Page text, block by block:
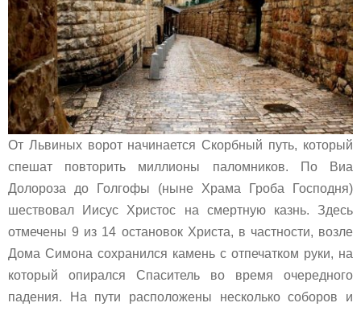
От Львиных ворот начинается Скорбный путь, который
спешат повторить миллионы паломников. По Виа
Долороза до Голгофы (ныне Храма Гроба Господня)
шествовал Иисус Христос на смертную казнь. Здесь
отмечены 9 из 14 остановок Христа, в частности, возле
Дома Симона сохранился камень с отпечатком руки, на
который опирался Спаситель во время очередного
падения. На пути расположены несколько соборов и